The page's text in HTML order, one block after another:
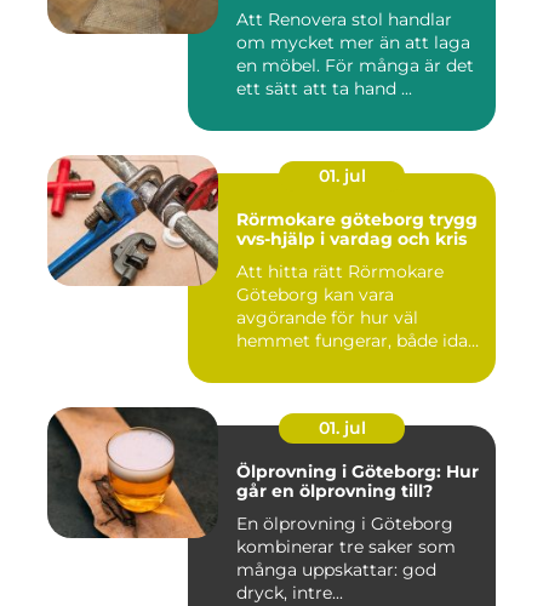
Att Renovera stol handlar
om mycket mer än att laga
en möbel. För många är det
ett sätt att ta hand ...
01. jul
Rörmokare göteborg trygg
vvs-hjälp i vardag och kris
Att hitta rätt Rörmokare
Göteborg kan vara
avgörande för hur väl
hemmet fungerar, både idag
01. jul
Ölprovning i Göteborg: Hur
går en ölprovning till?
En ölprovning i Göteborg
kombinerar tre saker som
många uppskattar: god
dryck, intre...